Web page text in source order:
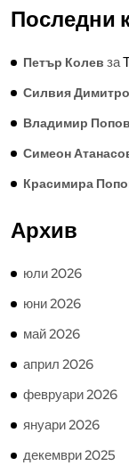
Последни
Петър Колев за
Силвия
Владимир Попов
Симеон
Красимира
Архив
юли 2026
юни 2026
май 2026
април 2026
февруари 2026
януари 2026
декември 2025